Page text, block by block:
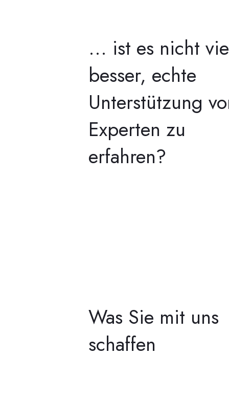
... ist es nicht
besser, echte
Unterstützung
Experten zu
erfahren?
Was Sie mit uns
schaffen